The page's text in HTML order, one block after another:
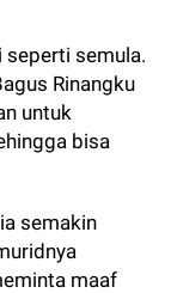
seperti semula.
Rinangku
untuk
bisa
semakin
maaf